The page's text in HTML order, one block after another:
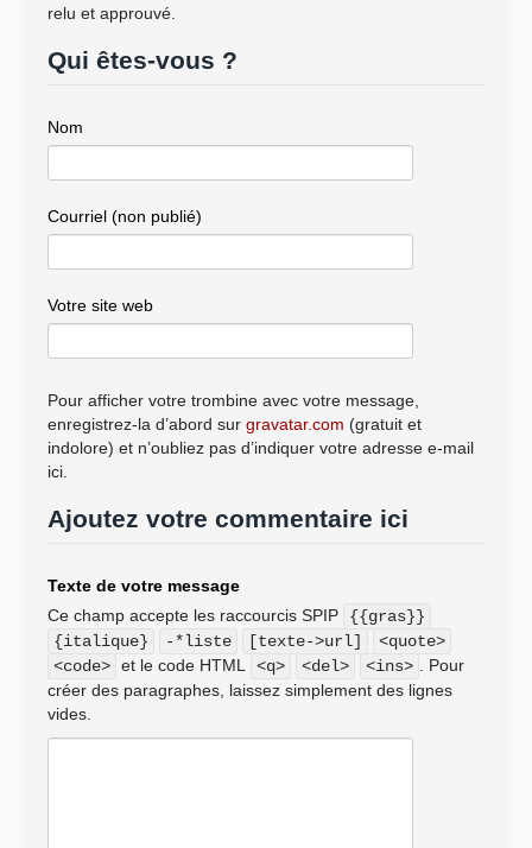
relu et approuvé.
Qui êtes-vous ?
Nom
Courriel (non publié)
Votre site web
Pour afficher votre trombine avec votre message,
enregistrez-la d’abord sur gravatar.com (gratuit et
indolore) et n’oubliez pas d’indiquer votre adresse e-mail
ici.
Ajoutez votre commentaire ici
Texte de votre message
Ce champ accepte les raccourcis SPIP
{{gras}}
{italique}
-*liste [texte->url]
<quote>
<code> et le code HTML <q> <del> <ins>
. Pour
créer des paragraphes, laissez simplement des lignes
vides.